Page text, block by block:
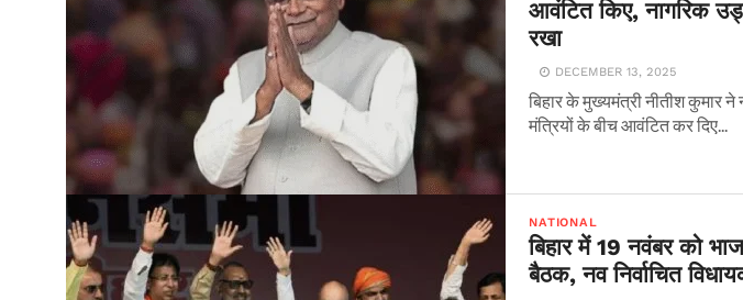
आवंटित किए, नागरिक
रखा
DECEMBER 13, 2025
बिहार के मुख्यमंत्री नीतीश कुमार ने
मंत्रियों के बीच आवंटित कर दिए...
NATIONAL
बिहार में 19 नवंबर को
बैठक, नव निर्वाचित